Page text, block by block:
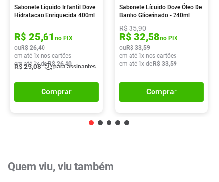
Sabonete Liquido Infantil Dove
Hidratacao Enriquecida 400ml
R$ 25,61 no PIX
ou R$ 26,40
em até 1x nos cartões
em até1x deR$ 26,40
R$25,08 para assinantes
Comprar
Sabonete Líquido Dove Óleo De
Banho Glicerinado - 240ml
R$35,90
R$ 32,58no PIX
ou R$ 33,59
em até 1x nos cartões
em até 1x de R$ 33,59
Comprar
Quem viu, viu também